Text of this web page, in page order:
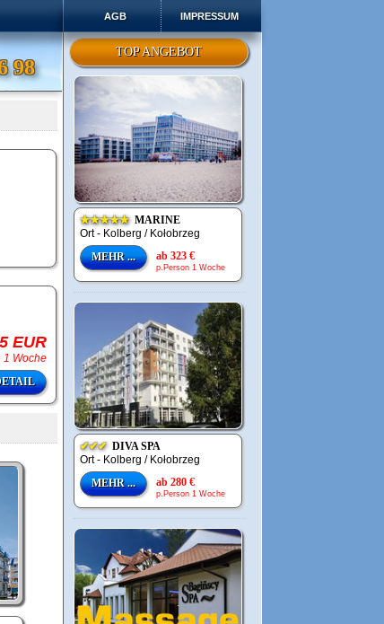
98
EUR
1 Woche
AGB IMPRESSUM
TOP ANGEBOT
★★★★★MARINE
Ort - Kolberg / Kołobrzeg
MEHR ...
ab 323 €
p.Person 1 Woche
✔✔✔ DIVA SPA
Ort - Kolberg / Kołobrzeg
MEHR ...
ab 280 €
p.Person 1 Woche